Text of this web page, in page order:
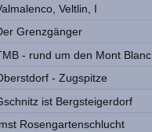
Veltlin, I
Grenzgänger
- rund um den Mont Blanc
- Zugspitze
ist Bergsteigerdorf
Rosengartenschlucht